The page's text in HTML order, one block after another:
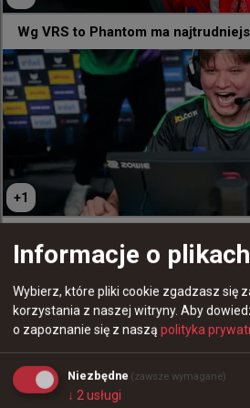
31 0
0
Wg VRS to Phantom ma
+1
mało spokoju"
Informacje o
Wybierz, które pliki cookie zgadzasz się
korzystania z naszej witryny. Aby
o zapoznanie się z naszą polityka
Niezbędne (zawsze wymagane)
↓ 2usługi